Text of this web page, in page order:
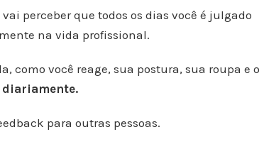
perceber que todos os dias você é julgado
na vida profissional.
como você reage, sua postura, sua roupa e o
diariamente.
para outras pessoas.